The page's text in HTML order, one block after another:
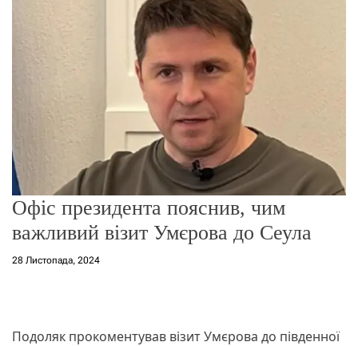
Офіс президента пояснив, чим
важливий візит Умєрова до Сеула
28 Листопада, 2024
Подоляк прокоментував візит Умєрова до південної